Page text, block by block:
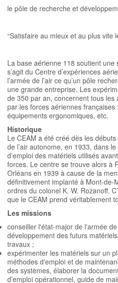
le pôle de recherche et
“Satisfaire au mieux et au plus vite
La base aérienne 118 soutient
s’agit du Centre d’expériences
l’armée de l’air ce qu’un pôle
une grande entreprise. Les
de 350 par an, concernent tous
par les forces aériennes
équipements ergonomiques, etc.
Historique
Le CEAM a été créé dès les
de l’air autonome, en 1933, dans
d’emploi des matériels utilisés
forces. Le centre se trouve alors à
Orléans en 1939 à cause de la
définitivement implanté à Mont-de-
ordres du colonel K. W. Rozanoff.
que le CEAM prend véritablement
Les missions
conseiller l'état-major de l'armée
développement des futurs
travaux ;
expérimenter les matériels sur un
méthodes d'emploi et de
des systèmes, élaborer la
d’emploi opérationnel, guide de